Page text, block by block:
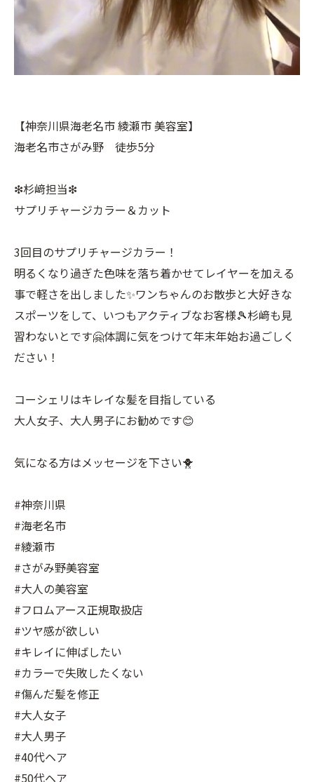
【神奈川県海老名市 綾瀬市 美容室】
海老名市さがみ野 徒歩5分
❇︎杉﨑担当❇︎
サプリチャージカラー＆カット
3回目のサプリチャージカラー！
明るくなり過ぎた色味を落ち着かせてレイヤーを加える
事で軽さを出しました✨ワンちゃんのお散歩と大好きな
スポーツをして、いつもアクティブなお客様🎾杉﨑も見
習わないとです🤗体調に気をつけて年末年始お過ごしく
ださい！
コーシェリはキレイな髪を目指している
大人女子、大人男子にお勧めです😊
気になる方はメッセージを下さい🐥
#神奈川県
#海老名市
#綾瀬市
#さがみ野美容室
#大人の美容室
#フロムアース正規取扱店
#ツヤ感が欲しい
#キレイに伸ばしたい
#カラーで失敗したくない
#傷んだ髪を修正
#大人女子
#大人男子
#40代ヘア
#50代ヘア